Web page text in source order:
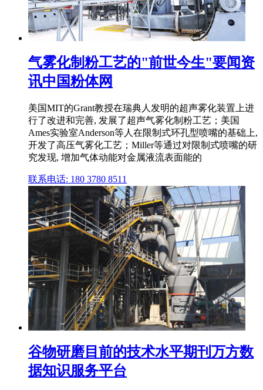
气雾化制粉工艺的"前世今生"要闻资
讯中国粉体网
美国MIT的Grant教授在瑞典人发明的超声雾化装置上进
行了改进和完善, 发展了超声气雾化制粉工艺；美国
Ames实验室Anderson等人在限制式环孔型喷嘴的基础上,
开发了高压气雾化工艺；Miller等通过对限制式喷嘴的研
究发现, 增加气体动能对金属液流表面能的
联系电话: 180 3780 8511
谷物研磨目前的技术水平期刊万方数
据知识服务平台